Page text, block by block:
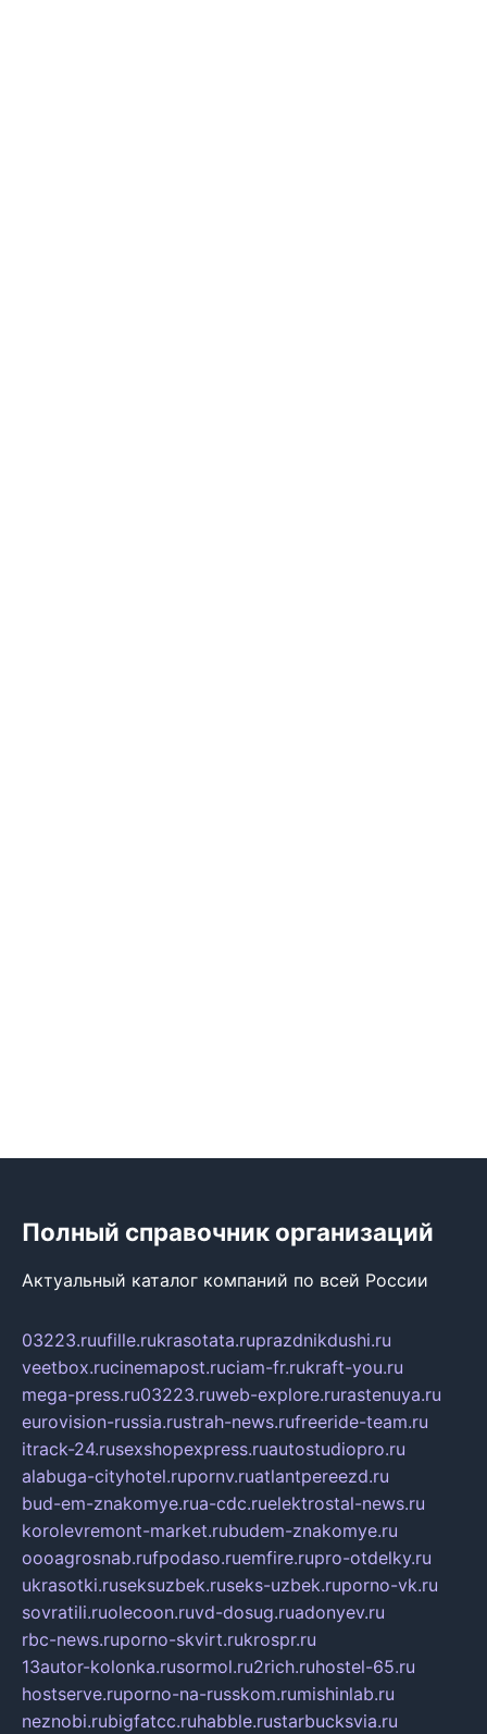
Полный справочник организаций
Актуальный каталог компаний по всей России
03223.ruufille.rukrasotata.ruprazdnikdushi.ru
veetbox.rucinemapost.ruciam-fr.rukraft-you.ru
mega-press.ru03223.ruweb-explore.rurastenuya.ru
eurovision-russia.rustrah-news.rufreeride-team.ru
itrack-24.rusexshopexpress.ruautostudiopro.ru
alabuga-cityhotel.rupornv.ruatlantpereezd.ru
bud-em-znakomye.rua-cdc.ruelektrostal-news.ru
korolevremont-market.rubudem-znakomye.ru
oooagrosnab.rufpodaso.ruemfire.rupro-otdelky.ru
ukrasotki.ruseksuzbek.ruseks-uzbek.ruporno-vk.ru
sovratili.ruolecoon.ruvd-dosug.ruadonyev.ru
rbc-news.ruporno-skvirt.rukrospr.ru
13autor-kolonka.rusormol.ru2rich.ruhostel-65.ru
hostserve.ruporno-na-russkom.rumishinlab.ru
neznobi.rubigfatcc.ruhabble.rustarbucksvia.ru